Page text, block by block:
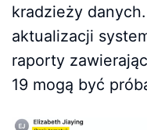
kradzieży
aktualizacji
raporty
19 mogą być